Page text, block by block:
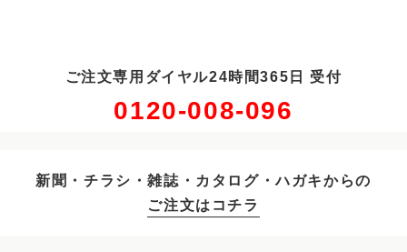
ご注文専用ダイヤル24時間365日 受付
0120-008-096
新聞・チラシ・雑誌・カタログ・ハガキからの
ご注文はコチラ